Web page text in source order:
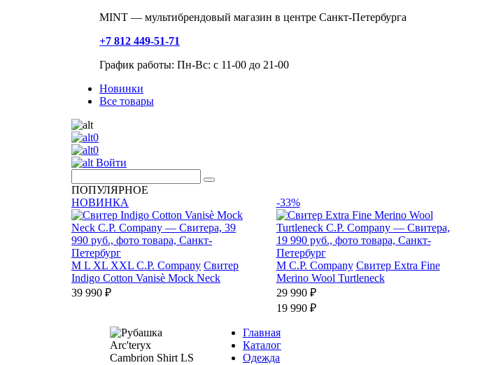
MINT — мультибрендовый магазин в центре Санкт-Петербурга
+7 812 449-51-71
График работы: Пн-Вс: с 11-00 до 21-00
Новинки
Все товары
0
0
Войти
ПОПУЛЯРНОЕ
НОВИНКА
M L XL XXL C.P. Company Свитер
Indigo Cotton Vanisè Mock Neck
39 990 ₽
-33%
M C.P. Company Свитер Extra Fine
Merino Wool Turtleneck
29 990 ₽
19 990 ₽
Главная
Каталог
Одежда